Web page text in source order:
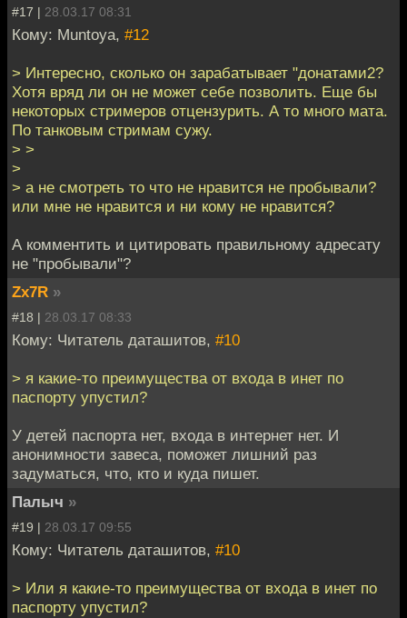
#17 | 28.03.17 08:31
Кому: Muntoya, #12
> Интересно, сколько он зарабатывает "донатами2?
Хотя вряд ли он не может себе позволить. Еще бы
некоторых стримеров отцензурить. А то много мата.
По танковым стримам сужу.
> >
>
> а не смотреть то что не нравится не пробывали?
или мне не нравится и ни кому не нравится?
А комментить и цитировать правильному адресату
не "пробывали"?
Zx7R »
#18 | 28.03.17 08:33
Кому: Читатель даташитов, #10
> я какие-то преимущества от входа в инет по
паспорту упустил?
У детей паспорта нет, входа в интернет нет. И
анонимности завеса, поможет лишний раз
задуматься, что, кто и куда пишет.
Палыч »
#19 | 28.03.17 09:55
Кому: Читатель даташитов, #10
> Или я какие-то преимущества от входа в инет по
паспорту упустил?